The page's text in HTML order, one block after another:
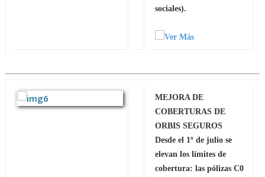
sociales).
MEJORA DE
COBERTURAS DE
ORBIS SEGUROS
Desde el 1º de julio se
elevan los límites de
cobertura: las pólizas C0